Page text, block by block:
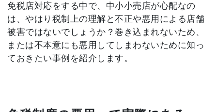
免税店対応をする中で、中小小売店が心配なの
は、やはり税制上の理解と不正や悪用による店舗
被害ではないでしょうか？巻き込まれないため、
または不本意にも悪用してしまわないために知っ
ておきたい事例を紹介します。